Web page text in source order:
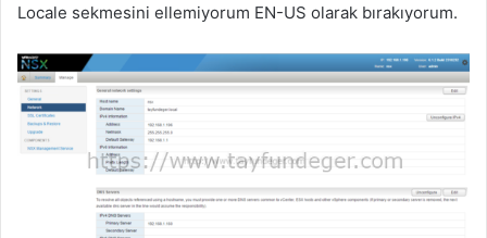
Locale sekmesini ellemiyorum EN-US olarak bırakıyorum.